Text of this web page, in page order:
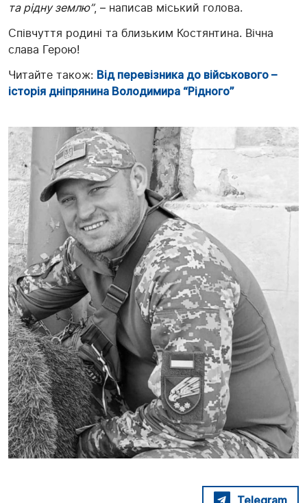
та рідну землю”, – написав міський голова.
Співчуття родині та близьким Костянтина. Вічна
слава Герою!
Читайте також: Від перевізника до військового –
історія дніпрянина Володимира “Рідного”